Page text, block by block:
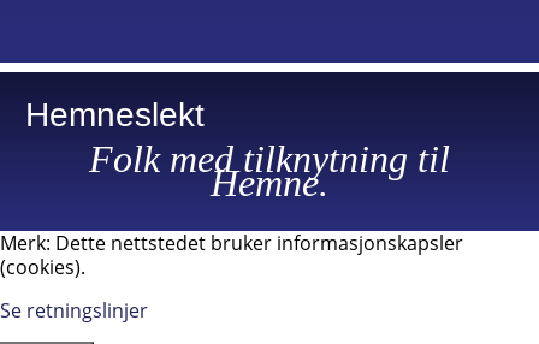
Hemneslekt
Folk med tilknytning til
Hemne.
Merk: Dette nettstedet bruker informasjonskapsler
(cookies).
Se retningslinjer